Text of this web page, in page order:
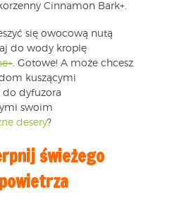
Cinnamon Bark+.
się owocową nutą
do wody kroplę
. Gotowe! A może chcesz
kuszącymi
dyfuzora
swoim
desery?
świeżego
powietrza